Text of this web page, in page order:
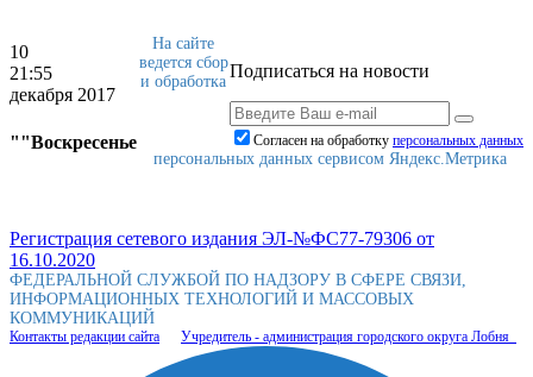
10
21:55
декабря 2017
""Воскресенье
Подписаться на новости
Согласен на обработку персональныx данных
На сайте
ведется сбор
и обработка
персональных данных сервисом Яндекс.Метрика
Регистрация сетевого издания ЭЛ-№ФС77-79306 от
16.10.2020
ФЕДЕРАЛЬНОЙ СЛУЖБОЙ ПО НАДЗОРУ В СФЕРЕ СВЯЗИ,
ИНФОРМАЦИОННЫХ ТЕХНОЛОГИЙ И МАССОВЫХ
КОММУНИКАЦИЙ
Контакты редакции сайта Учредитель - администрация городского округа Лобня